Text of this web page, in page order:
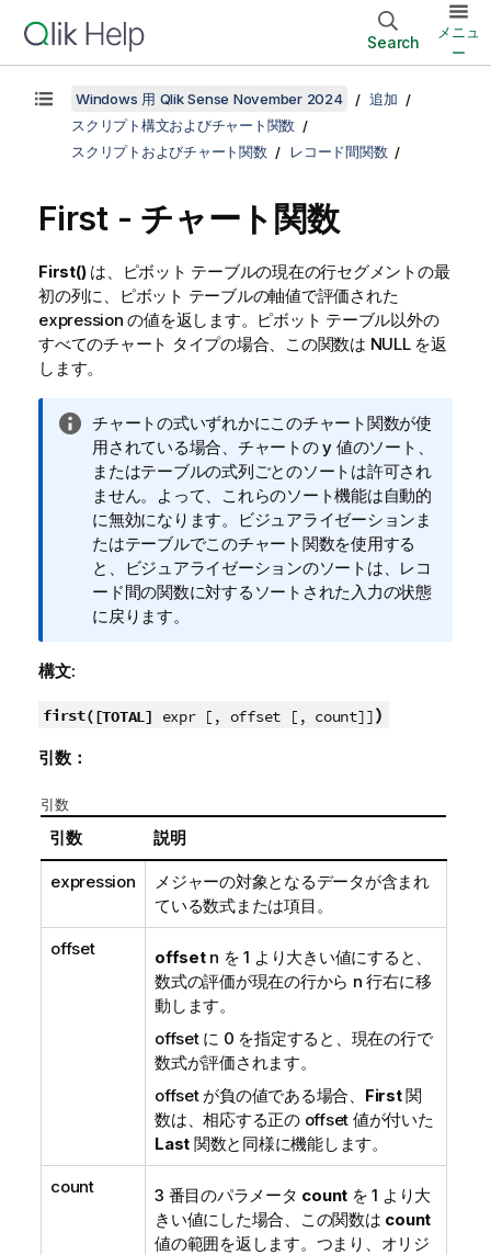
Search
メニュ
ー
Windows 用 Qlik Sense November 2024
追加
スクリプト構文およびチャート関数
スクリプトおよびチャート関数
レコード間関数
First - チャート関数
First()は、ピボット テーブルの現在の行セグメントの最
初の列に、ピボット テーブルの軸値で評価された
expression の値を返します。ピボット テーブル以外の
すべてのチャート タイプの場合、この関数は NULLを返
します。
情
報
メ
モ
チャートの式いずれかにこのチャート関数が使
用されている場合、チャートの y 値のソート、
またはテーブルの式列ごとのソートは許可され
ません。よって、これらのソート機能は自動的
に無効になります。ビジュアライゼーションま
たはテーブルでこのチャート関数を使用する
と、ビジュアライゼーションのソートは、レコ
ード間の関数に対するソートされた入力の状態
に戻ります。
構文:
first([TOTAL] expr [, offset [, count]])
引数：
引数
引数 説明
expression
メジャーの対象となるデータが含まれ
ている数式または項目。
offset offset n を 1 より大きい値にすると、
数式の評価が現在の行から n 行右に移
動します。
offset に 0 を指定すると、現在の行で
数式が評価されます。
offset が負の値である場合、 First関
数は、相応する正の offset 値が付いた
Last 関数と同様に機能します。
count 3 番目のパラメータ count を 1 より大
きい値にした場合、この関数は count
値の範囲を返します。つまり、オリジ